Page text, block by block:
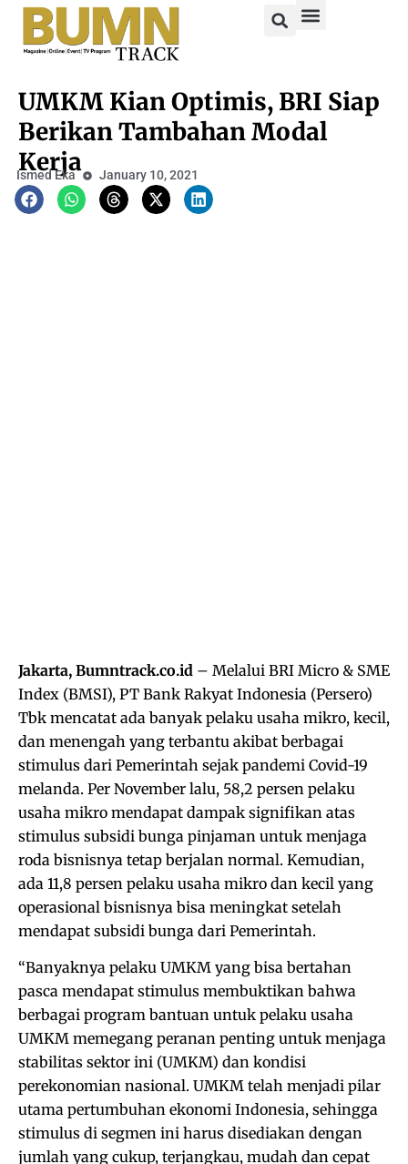
UMKM Kian Optimis, BRI Siap
Berikan Tambahan Modal
Kerja
Ismed Eka January 10, 2021
Jakarta, Bumntrack.co.id – Melalui BRI Micro & SME
Index (BMSI), PT Bank Rakyat Indonesia (Persero)
Tbk mencatat ada banyak pelaku usaha mikro, kecil,
dan menengah yang terbantu akibat berbagai
stimulus dari Pemerintah sejak pandemi Covid-19
melanda. Per November lalu, 58,2 persen pelaku
usaha mikro mendapat dampak signifikan atas
stimulus subsidi bunga pinjaman untuk menjaga
roda bisnisnya tetap berjalan normal. Kemudian,
ada 11,8 persen pelaku usaha mikro dan kecil yang
operasional bisnisnya bisa meningkat setelah
mendapat subsidi bunga dari Pemerintah.
“Banyaknya pelaku UMKM yang bisa bertahan
pasca mendapat stimulus membuktikan bahwa
berbagai program bantuan untuk pelaku usaha
UMKM memegang peranan penting untuk menjaga
stabilitas sektor ini (UMKM) dan kondisi
perekonomian nasional. UMKM telah menjadi pilar
utama pertumbuhan ekonomi Indonesia, sehingga
stimulus di segmen ini harus disediakan dengan
jumlah yang cukup, terjangkau, mudah dan cepat